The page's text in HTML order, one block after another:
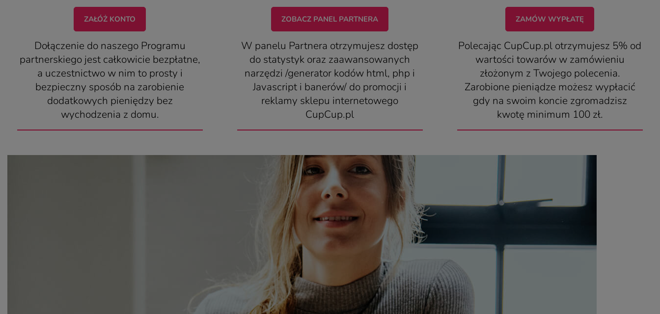
ZAŁÓŻ KONTO
Dołączenie do naszego Programu
partnerskiego jest całkowicie bezpłatne,
a uczestnictwo w nim to prosty i
bezpieczny sposób na zarobienie
dodatkowych pieniędzy bez
wychodzenia z domu.
ZOBACZ PANEL PARTNERA
W panelu Partnera otrzymujesz dostęp
do statystyk oraz zaawansowanych
narzędzi /generator kodów html, php i
Javascript i banerów/ do promocji i
reklamy sklepu internetowego
CupCup.pl
ZAMÓW WYPŁATĘ
Polecając CupCup.pl otrzymujesz 5% od
wartości towarów w zamówieniu
złożonym z Twojego polecenia.
Zarobione pieniądze możesz wypłacić
gdy na swoim koncie zgromadzisz
kwotę minimum 100 zł.